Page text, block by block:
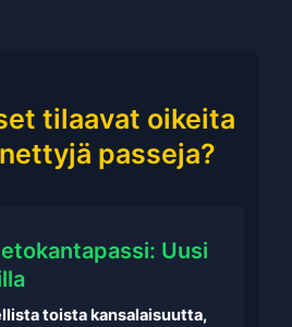
tilaavat oikeita
passeja?
Uusi
toista kansalaisuutta,